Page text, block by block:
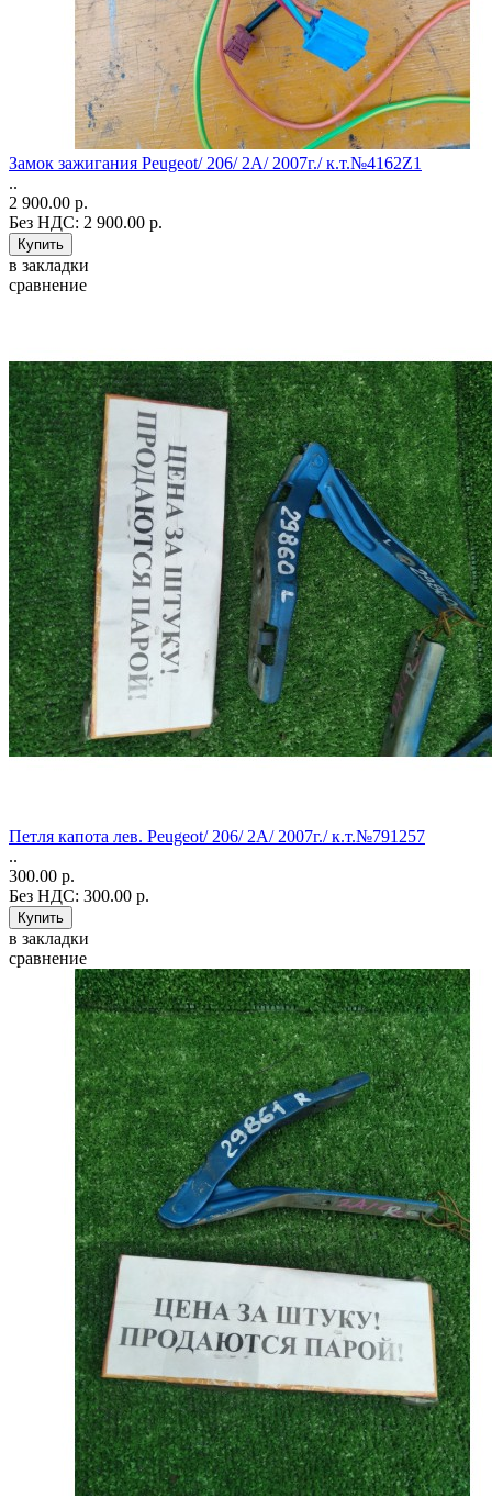
Замок зажигания Peugeot/ 206/ 2A/ 2007г./ к.т.№4162Z1
..
2 900.00 р.
Без НДС: 2 900.00 р.
в закладки
сравнение
Петля капота лев. Peugeot/ 206/ 2A/ 2007г./ к.т.№791257
..
300.00 р.
Без НДС: 300.00 р.
в закладки
сравнение